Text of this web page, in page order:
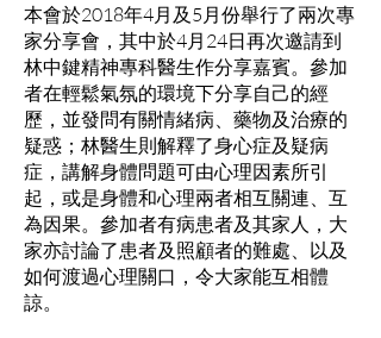
本會於2018年4月及5月份舉行了兩次專
家分享會，其中於4月24日再次邀請到
林中鍵精神專科醫生作分享嘉賓。參加
者在輕鬆氣氛的環境下分享自己的經
歷，並發問有關情緒病、藥物及治療的
疑惑；林醫生則解釋了身心症及疑病
症，講解身體問題可由心理因素所引
起，或是身體和心理兩者相互關連、互
為因果。參加者有病患者及其家人，大
家亦討論了患者及照顧者的難處、以及
如何渡過心理關口，令大家能互相體
諒。